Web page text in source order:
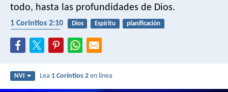
todo, hasta las profundidades de Dios.
1 Corintios 2:10 Dios Espíritu
planificación
NVI Lea 1 Corintios 2 en línea